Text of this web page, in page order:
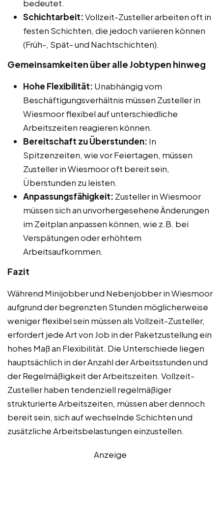
bedeutet.
Schichtarbeit:Vollzeit-Zusteller arbeiten oft in
festen Schichten, die jedoch variieren können
(Früh-, Spät- und Nachtschichten).
Gemeinsamkeiten über alle Jobtypen hinweg
Hohe Flexibilität: Unabhängig vom
Beschäftigungsverhältnis müssen Zusteller in
Wiesmoor flexibel auf unterschiedliche
Arbeitszeiten reagieren können.
Bereitschaft zu Überstunden: In
Spitzenzeiten, wie vor Feiertagen, müssen
Zusteller in Wiesmoor oft bereit sein,
Überstunden zu leisten.
Anpassungsfähigkeit: Zusteller in Wiesmoor
müssen sich an unvorhergesehene Änderungen
im Zeitplan anpassen können, wie z.B. bei
Verspätungen oder erhöhtem
Arbeitsaufkommen.
Fazit
Während Minijobber und Nebenjobber in Wiesmoor
aufgrund der begrenzten Stunden möglicherweise
weniger flexibel sein müssen als Vollzeit-Zusteller,
erfordert jede Art von Job in der Paketzustellung ein
hohes Maß an Flexibilität. Die Unterschiede liegen
hauptsächlich in der Anzahl der Arbeitsstunden und
der Regelmäßigkeit der Arbeitszeiten. Vollzeit-
Zusteller haben tendenziell regelmäßiger
strukturierte Arbeitszeiten, müssen aber dennoch
bereit sein, sich auf wechselnde Schichten und
zusätzliche Arbeitsbelastungen einzustellen.
Anzeige